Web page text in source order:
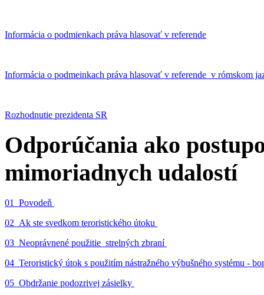
Informácia o podmienkach práva hlasovať v referende
Informácia o podmeinkach práva hlasovať v referende v rómskom
Rozhodnutie prezidenta SR
Odporúčania ako
mimoriadnych udalostí
01_Povodeň
02_Ak ste svedkom teroristického útoku
03_Neoprávnené použitie strelných zbraní
04_Teroristický útok s použitím nástražného výbušného systému -
05_Obdržanie podozrivej zásielky